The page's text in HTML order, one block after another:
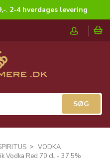
. 2-4 hverdages levering
VODKA
Vodka Red 70 cl. - 37,5%